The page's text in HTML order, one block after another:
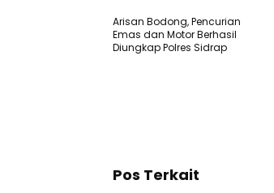
Arisan Bodong, Pencurian
Emas dan Motor Berhasil
Diungkap Polres Sidrap
Pos Terkait